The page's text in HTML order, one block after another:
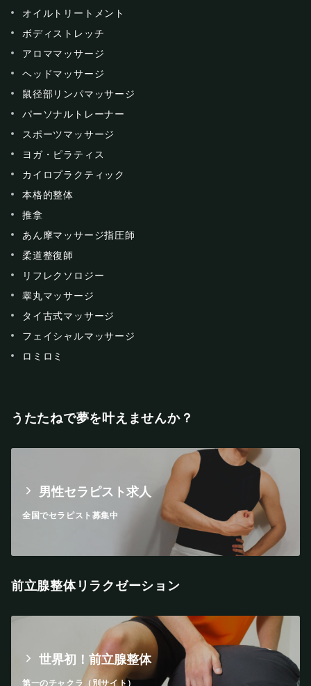
オイルトリートメント
ボディストレッチ
アロママッサージ
ヘッドマッサージ
鼠径部リンパマッサージ
パーソナルトレーナー
スポーツマッサージ
ヨガ・ピラティス
カイロプラクティック
本格的整体
推拿
あん摩マッサージ指圧師
柔道整復師
リフレクソロジー
睾丸マッサージ
タイ古式マッサージ
フェイシャルマッサージ
ロミロミ
うたたねで夢を叶えませんか？
男性セラピスト求人
全国でセラピスト募集中
前立腺整体リラクゼーション
世界初！前立腺整体
第一のチャクラ（別サイト）